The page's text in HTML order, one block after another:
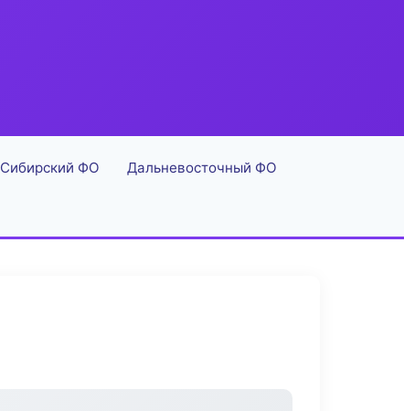
Сибирский ФО Дальневосточный ФО